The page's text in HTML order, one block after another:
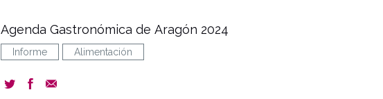
Agenda Gastronómica de Aragón 2024
Informe Alimentación